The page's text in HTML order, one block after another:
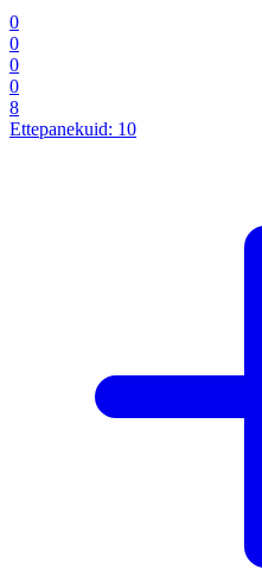
0
0
0
0
8
Ettepanekuid: 10